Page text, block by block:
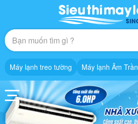
Máy lạnh treo tường Máy lạnh Âm Trần